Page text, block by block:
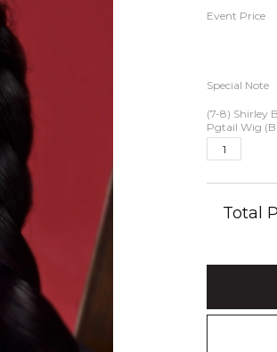
Event Price
Special Note
(7-8) Shirley
Pgtail Wig
Total